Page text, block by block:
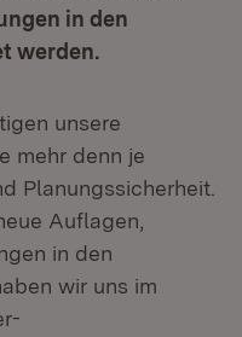
in den
werden.
unsere
mehr denn je
Planungssicherheit.
Auflagen,
in den
wir uns im